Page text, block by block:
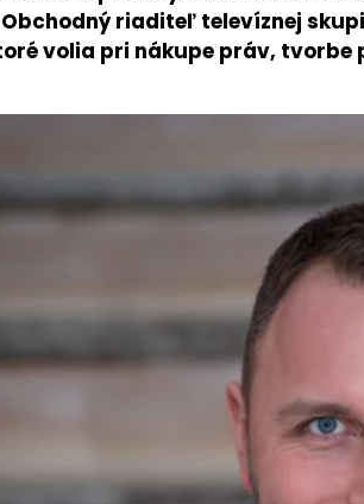
riaditeľ televíznej
volia pri nákupe práv, tvorbe